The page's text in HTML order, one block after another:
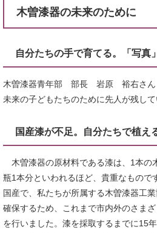
木曽漆器の未来のために
自分たちの手で育てる。「写真」
木曽漆器青年部 部長 岩原 裕右さん
未来の子どもたちのために先人が残して
国産漆が不足。自分たちで植え
木曽漆器の原材料である漆は、1本の
瓶1本分といわれるほど、貴重なもので
国産で、私たちが所属する木曽漆器工
確保するため、これまで市内外のさま
を行いました。漆を採取するまでに15